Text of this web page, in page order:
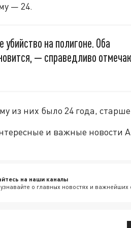
— 24.
на полигоне. Оба
— справедливо
из них было 24 года,
и важные новости
на наши каналы
о главных новостях и важнейших